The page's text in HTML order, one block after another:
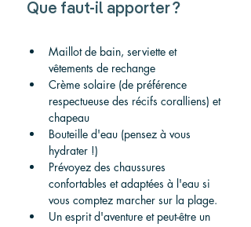
Que faut-il apporter ?
Maillot de bain, serviette et
vêtements de rechange
Crème solaire (de préférence
respectueuse des récifs coralliens) et
chapeau
Bouteille d'eau (pensez à vous
hydrater !)
Prévoyez des chaussures
confortables et adaptées à l'eau si
vous comptez marcher sur la plage.
Un esprit d'aventure et peut-être un